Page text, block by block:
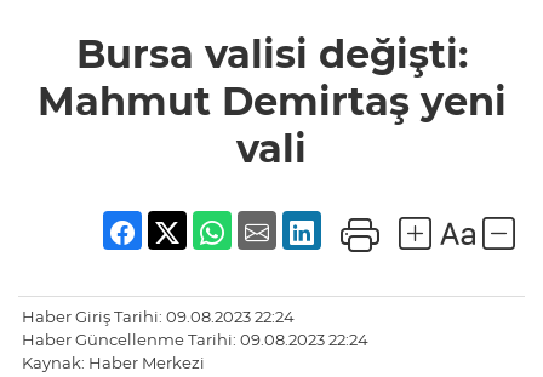
Mahmut
Demirtaş
yeni vali
Bursa valisi değişti:
Mahmut Demirtaş yeni
vali
Haber Giriş Tarihi: 09.08.2023 22:24
Haber Güncellenme Tarihi: 09.08.2023 22:24
Kaynak: Haber Merkezi